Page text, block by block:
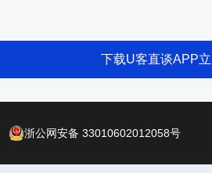
下载U客直谈APP
浙公网安备 33010602012058号